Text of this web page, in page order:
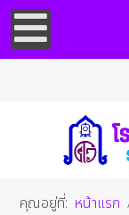
คุณอยู่ที่: หน้าแรก